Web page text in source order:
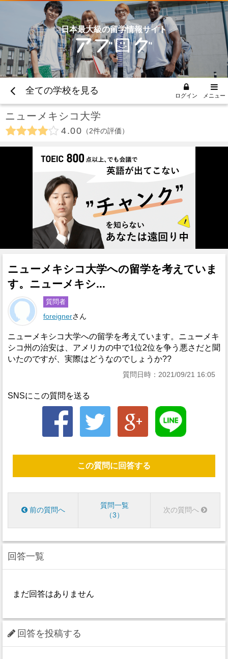
日本最大級の留学情報サイト
全ての学校を見る ログイン メニュー
ニューメキシコ大学
4.00 2件の評価
ニューメキシコ大学への留学を考えていま
す。ニューメキシ...
質問者
foreignerさん
ニューメキシコ大学への留学を考えています。ニューメキ
シコ州の治安は、アメリカの中で1位2位を争う悪さだと聞
いたのですが、実際はどうなのでしょうか??
質問日時：2021/09/21 16:05
SNSにこの質問を送る
この質問に回答する
前の質問へ
質問一覧
3
次の質問へ
回答一覧
まだ回答はありません
回答を投稿する